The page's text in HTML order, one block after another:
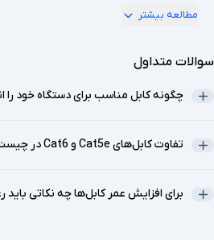
عملکرد، آسیب به دستگاه یا حتی خطرات
آن‌ها می‌پردازیم تا بتوانید گزینه‌ای
ارتباط بین دستگاه‌ها استفاده
می‌توانند به صورت سیمی یا بی‌سیم
مطالعه بیشتر
سوالات متداول
چگونه کابل مناسب برای دستگاه خود را
تفاوت کابل‌های Cat5e و Cat6 در چیست؟
برای افزایش عمر کابل‌ها چه نکاتی